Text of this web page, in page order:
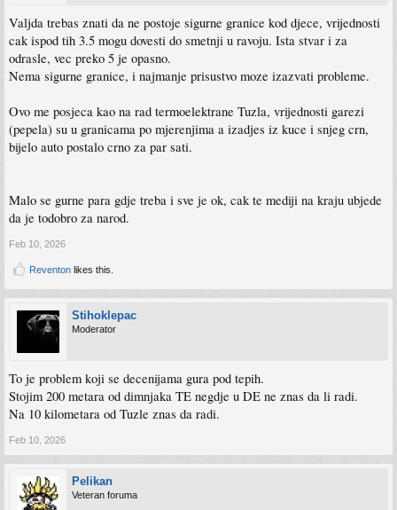
Valjda trebas znati da ne postoje sigurne granice kod djece, vrijednosti
cak ispod tih 3.5 mogu dovesti do smetnji u ravoju. Ista stvar i za
odrasle, vec preko 5 je opasno.
Nema sigurne granice, i najmanje prisustvo moze izazvati probleme.
Ovo me posjeca kao na rad termoelektrane Tuzla, vrijednosti garezi
(pepela) su u granicama po mjerenjima a izadjes iz kuce i snjeg crn,
bijelo auto postalo crno za par sati.
Malo se gurne para gdje treba i sve je ok, cak te mediji na kraju ubjede
da je todobro za narod.
Feb 10, 2026
Reventon likes this.
Stihoklepac
Moderator
To je problem koji se decenijama gura pod tepih.
Stojim 200 metara od dimnjaka TE negdje u DE ne znas da li radi.
Na 10 kilometara od Tuzle znas da radi.
Feb 10, 2026
Pelikan
Veteran foruma